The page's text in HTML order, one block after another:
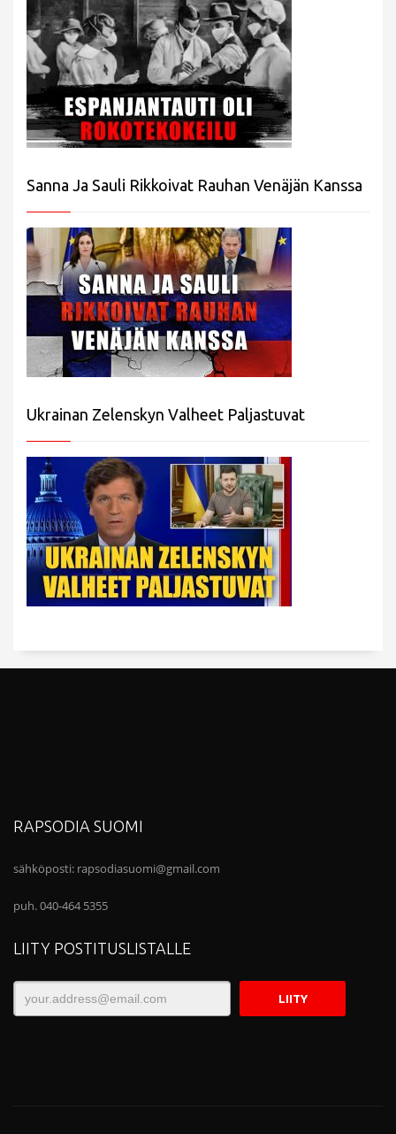
Sanna Ja Sauli Rikkoivat Rauhan Venäjän Kanssa
Ukrainan Zelenskyn Valheet Paljastuvat
RAPSODIA SUOMI
sähköposti: rapsodiasuomi@gmail.com
puh. 040-464 5355
LIITY POSTITUSLISTALLE